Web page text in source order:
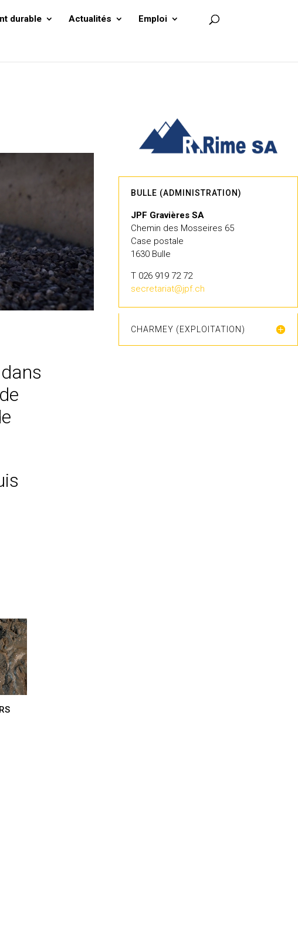
durable Actualités Emploi
BULLE (ADMINISTRATION)
JPF Gravières SA
Chemin des Mosseires 65
Case postale
1630 Bulle
T 026 919 72 72
secretariat@jpf.ch
CHARMEY (EXPLOITATION)